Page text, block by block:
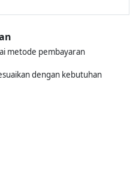
metode pembayaran
dengan kebutuhan